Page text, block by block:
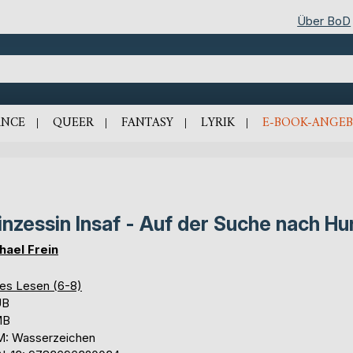
Über BoD
QUEER FANTASY LYRIK E-BOOK-
Insaf - Auf der Suche nach
Frein
Lesen (6-8)
Wasserzeichen